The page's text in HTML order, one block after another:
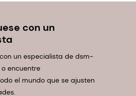
con un
un especialista de dsm-
encuentre
el mundo que se ajusten